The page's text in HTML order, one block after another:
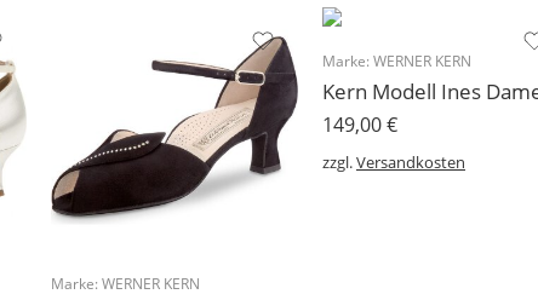
Marke: WERNER KERN
Marke: WERNER KERN
149,00€
zzgl.Versandkosten